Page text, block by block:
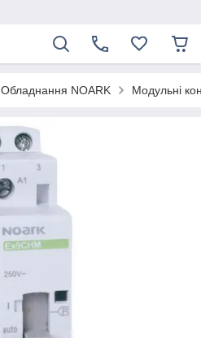
Обладнання NOARK Модульні